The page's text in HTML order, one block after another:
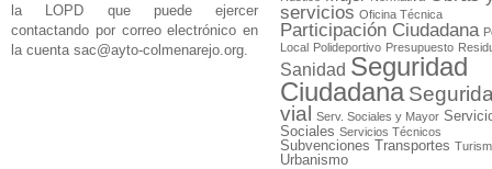
la LOPD que puede ejercer
contactando por correo electrónico en
la cuenta sac@ayto-colmenarejo.org.
servicios Oficina Técnica
Participación Ciudadana
Local Polideportivo Presupuesto
Sanidad Seguridad
Ciudadana
vial
Serv. Sociales y Mayor
Sociales Servicios Técnicos
Subvenciones Transportes
Urbanismo